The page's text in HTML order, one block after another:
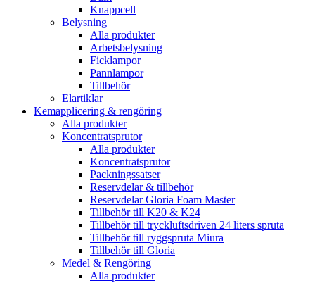
Knappcell
Belysning
Alla produkter
Arbetsbelysning
Ficklampor
Pannlampor
Tillbehör
Elartiklar
Kemapplicering & rengöring
Alla produkter
Koncentratsprutor
Alla produkter
Koncentratsprutor
Packningssatser
Reservdelar & tillbehör
Reservdelar Gloria Foam Master
Tillbehör till K20 & K24
Tillbehör till tryckluftsdriven 24 liters spruta
Tillbehör till ryggspruta Miura
Tillbehör till Gloria
Medel & Rengöring
Alla produkter